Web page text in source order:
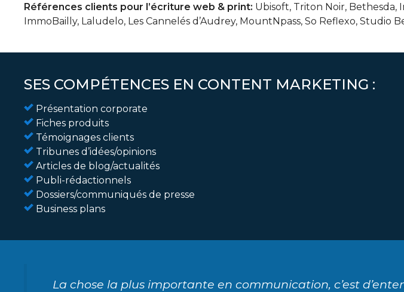
Références clients pour l’écriture web & print: Ubisoft, Triton Noir, Bethesda,
ImmoBailly, Laludelo, Les Cannelés d’Audrey, MountNpass, So Reflexo, Studio
SES COMPÉTENCES EN CONTENT MARKETING :
Présentation corporate
Fiches produits
Témoignages clients
Tribunes d’idées/opinions
Articles de blog/actualités
Publi-rédactionnels
Dossiers/communiqués de presse
Business plans
La chose la plus importante en communication, c’est